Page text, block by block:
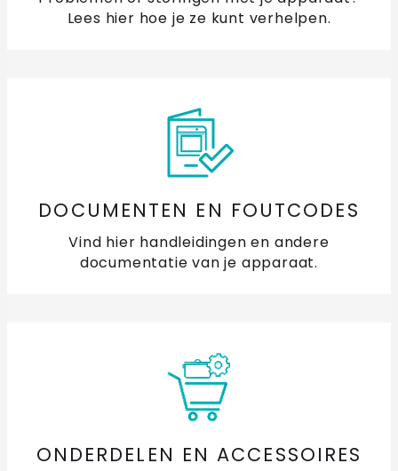
Vragen over PlasmaMade filters
Waar vind ik een handleiding van mijn ETNA
tijdens het koken?
Energie besparen in de keuken
inductiekookplaat schoon?
Lees hier hoe je ze kunt verhelpen.
DOCUMENTEN EN FOUTCODES
Vind hier handleidingen en andere
documentatie van je apparaat.
ONDERDELEN EN ACCESSOIRES